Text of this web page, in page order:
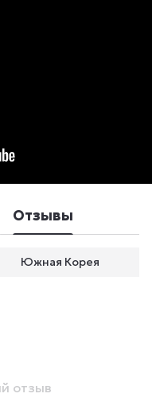
Отзывы
Южная Корея
отзыв